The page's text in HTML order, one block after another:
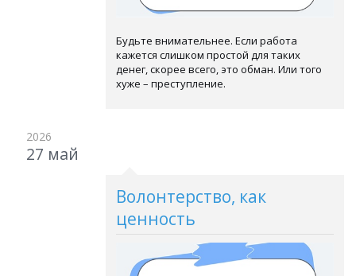
Будьте внимательнее. Если работа
кажется слишком простой для таких
денег, скорее всего, это обман. Или того
хуже – преступление.
2026
27 май
Волонтерство, как
ценность